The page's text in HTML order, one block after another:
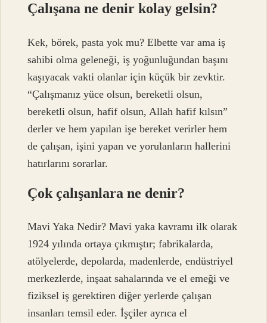
Çalışana ne denir kolay gelsin?
Kek, börek, pasta yok mu? Elbette var ama iş
sahibi olma geleneği, iş yoğunluğundan başını
kaşıyacak vakti olanlar için küçük bir zevktir.
“Çalışmanız yüce olsun, bereketli olsun,
bereketli olsun, hafif olsun, Allah hafif kılsın”
derler ve hem yapılan işe bereket verirler hem
de çalışan, işini yapan ve yorulanların hallerini
hatırlarını sorarlar.
Çok çalışanlara ne denir?
Mavi Yaka Nedir? Mavi yaka kavramı ilk olarak
1924 yılında ortaya çıkmıştır; fabrikalarda,
atölyelerde, depolarda, madenlerde, endüstriyel
merkezlerde, inşaat sahalarında ve el emeği ve
fiziksel iş gerektiren diğer yerlerde çalışan
insanları temsil eder. İşçiler ayrıca el